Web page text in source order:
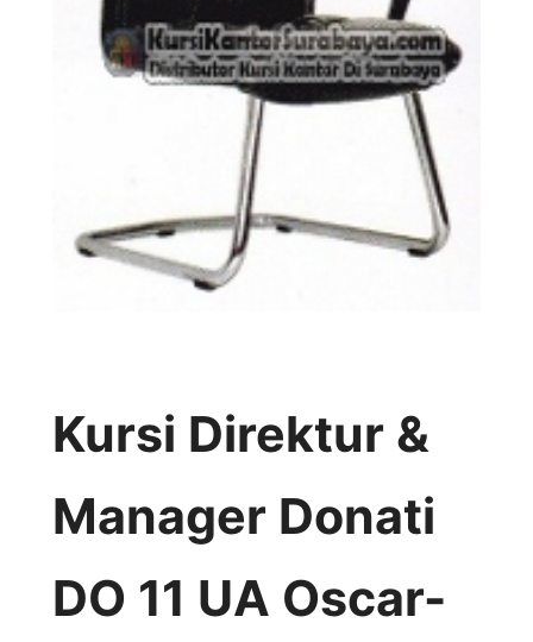
Kursi Direktur &
Manager Donati
DO 11 UA Oscar-